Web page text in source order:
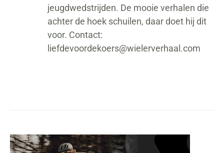
jeugdwedstrijden. De mooie verhalen die
achter de hoek schuilen, daar doet hij dit
voor. Contact:
liefdevoordekoers@wielerverhaal.com